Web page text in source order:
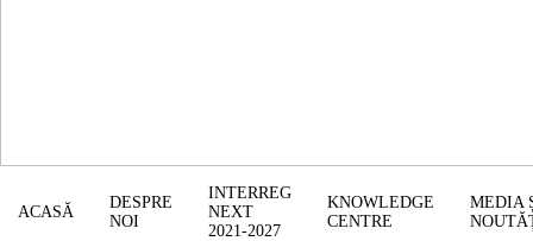
ACASĂ
DESPRE
NOI
INTERREG
NEXT
2021-2027
KNOWLEDGE
CENTRE
MEDIA